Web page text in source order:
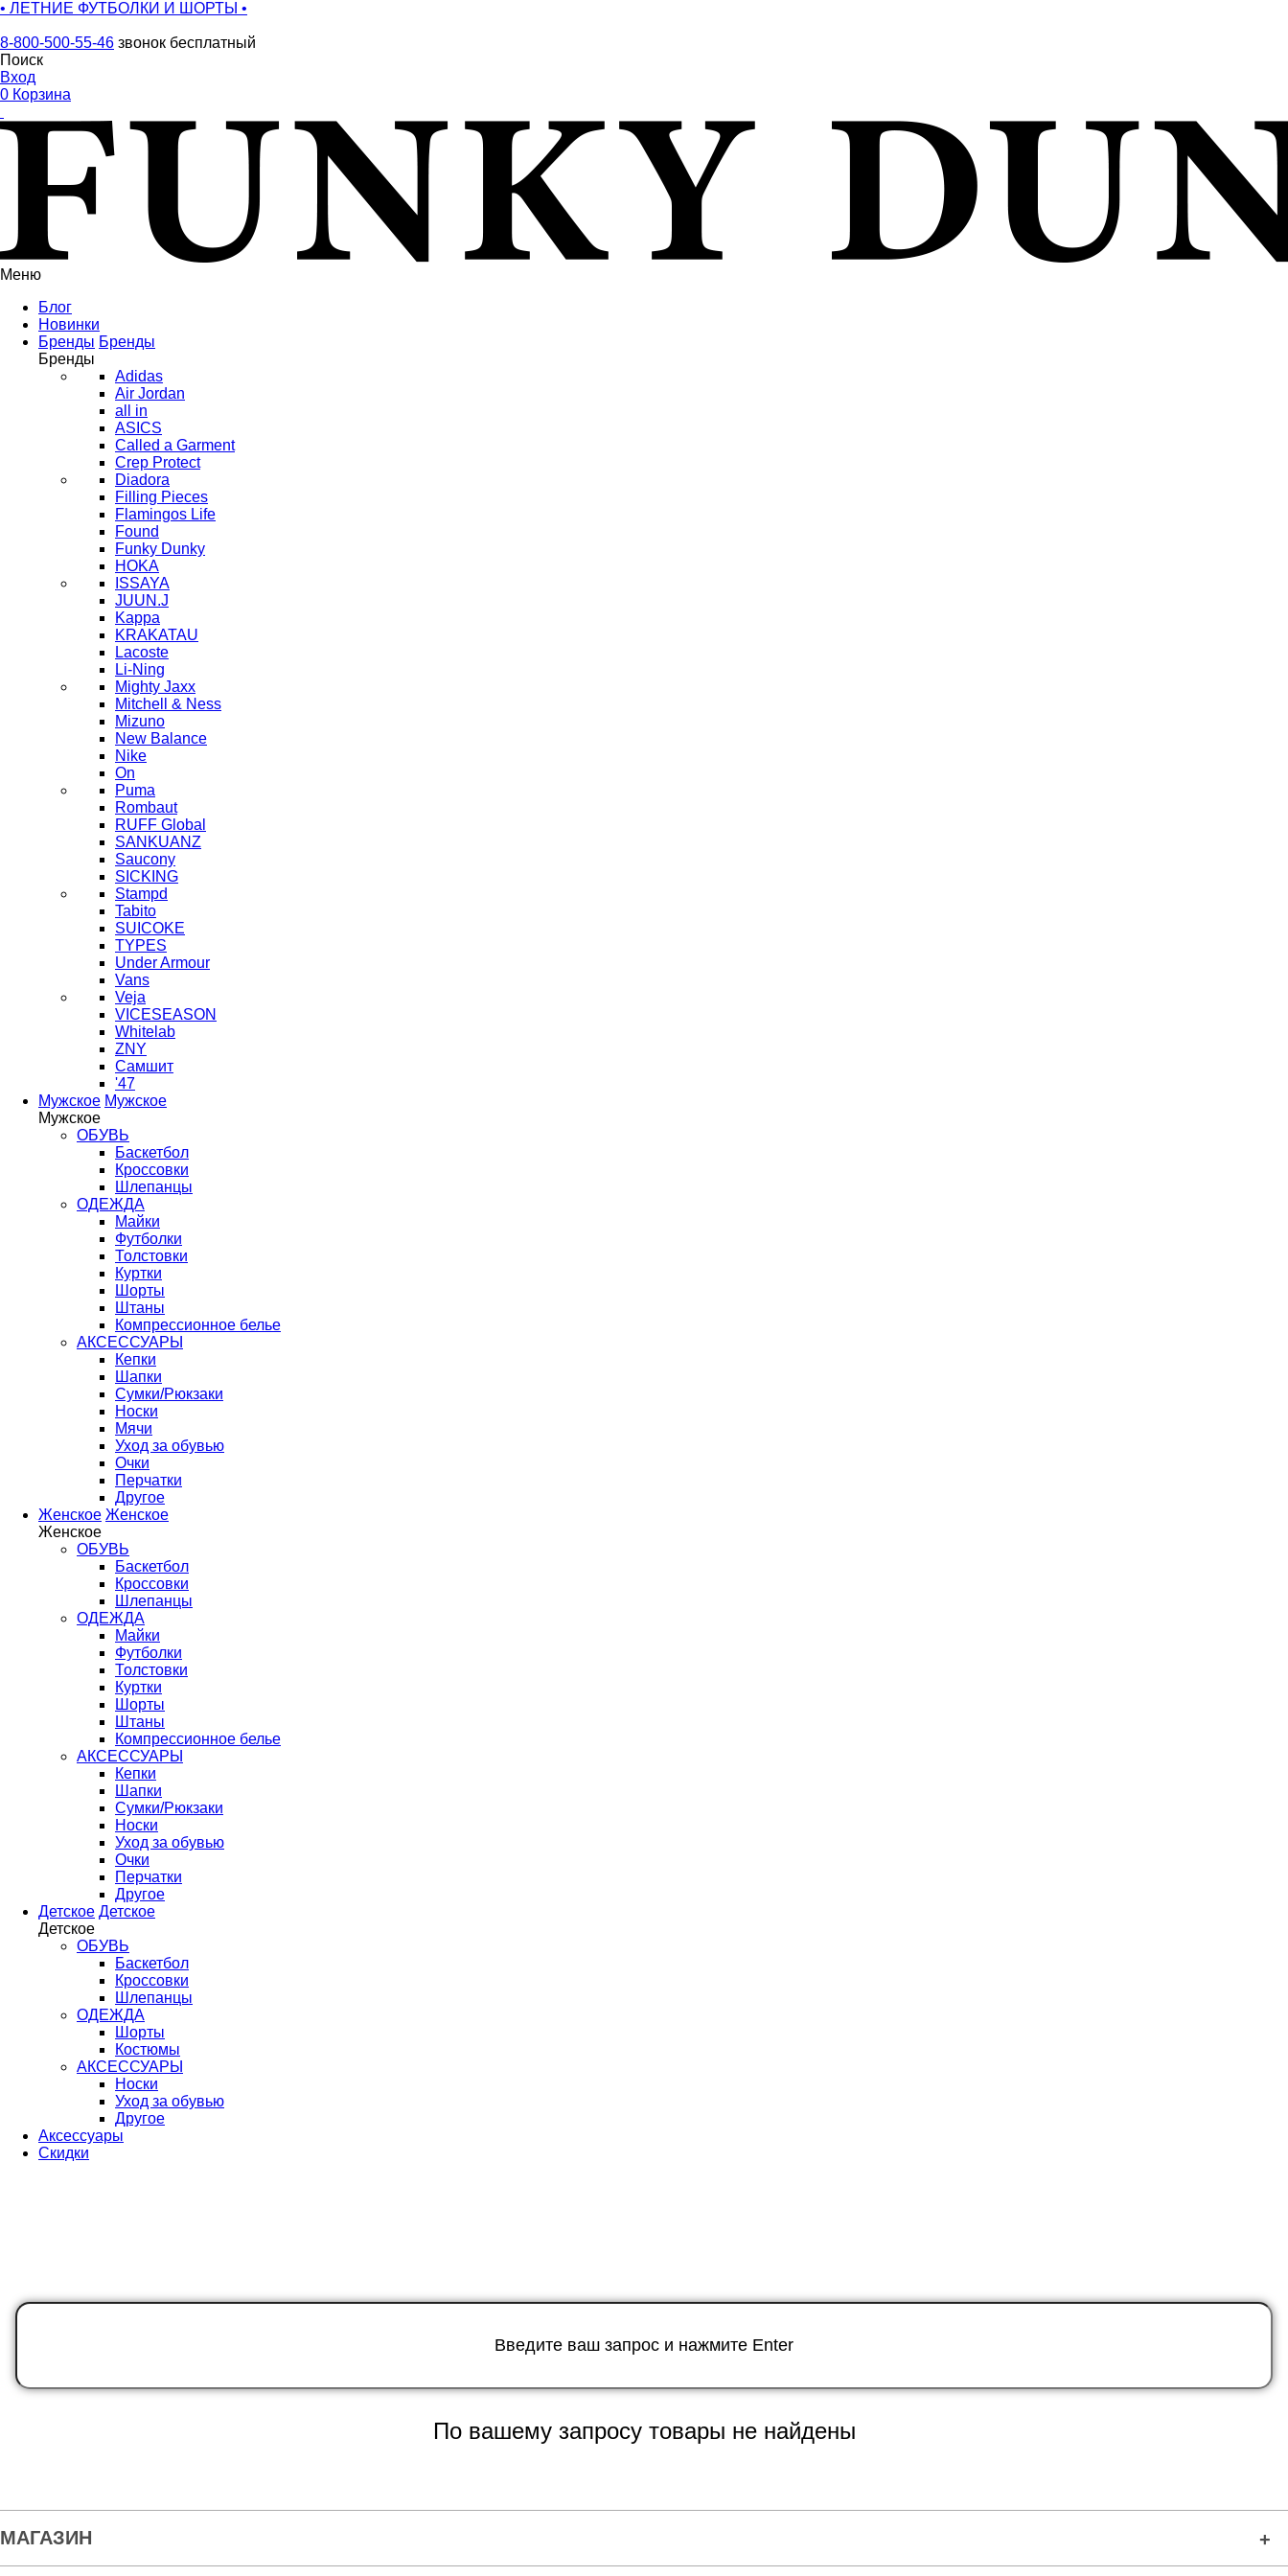
• ЛЕТНИЕ ФУТБОЛКИ И ШОРТЫ •
8-800-500-55-46 звонок бесплатный
Поиск
Вход
0 Корзина
Меню
Блог
Новинки
Бренды Бренды
Бренды
Adidas
Air Jordan
all in
ASICS
Called a Garment
Crep Protect
Diadora
Filling Pieces
Flamingos Life
Found
Funky Dunky
HOKA
ISSAYA
JUUN.J
Kappa
KRAKATAU
Lacoste
Li-Ning
Mighty Jaxx
Mitchell & Ness
Mizuno
New Balance
Nike
On
Puma
Rombaut
RUFF Global
SANKUANZ
Saucony
SICKING
Stampd
Tabito
SUICOKE
TYPES
Under Armour
Vans
Veja
VICESEASON
Whitelab
ZNY
Самшит
'47
Мужское Мужское
Мужское
ОБУВЬ
Баскетбол
Кроссовки
Шлепанцы
ОДЕЖДА
Майки
Футболки
Толстовки
Куртки
Шорты
Штаны
Компрессионное белье
АКСЕССУАРЫ
Кепки
Шапки
Сумки/Рюкзаки
Носки
Мячи
Уход за обувью
Очки
Перчатки
Другое
Женское Женское
Женское
ОБУВЬ
Баскетбол
Кроссовки
Шлепанцы
ОДЕЖДА
Майки
Футболки
Толстовки
Куртки
Шорты
Штаны
Компрессионное белье
АКСЕССУАРЫ
Кепки
Шапки
Сумки/Рюкзаки
Носки
Уход за обувью
Очки
Перчатки
Другое
Детское Детское
Детское
ОБУВЬ
Баскетбол
Кроссовки
Шлепанцы
ОДЕЖДА
Шорты
Костюмы
АКСЕССУАРЫ
Носки
Уход за обувью
Другое
Аксессуары
Скидки
По вашему запросу товары не найдены
МАГАЗИН